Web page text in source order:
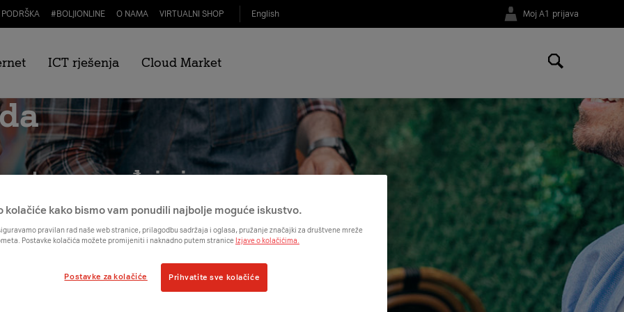
PODRŠKA # BOLJIONLINE O NAMA VIRTUALNI SHOP English Moj A1 prijava
ICT rješenja Cloud Market
na uređaje i
poslovanja.
kolačiće kako bismo vam ponudili najbolje moguće iskustvo.
pravilan rad naše web stranice, prilagodbu sadržaja i oglasa, pružanje značajki za društvene mreže
Postavke kolačića možete promijeniti i naknadno putem stranice Izjave o kolačićima.
Postavke za kolačiće Prihvatite sve kolačiće